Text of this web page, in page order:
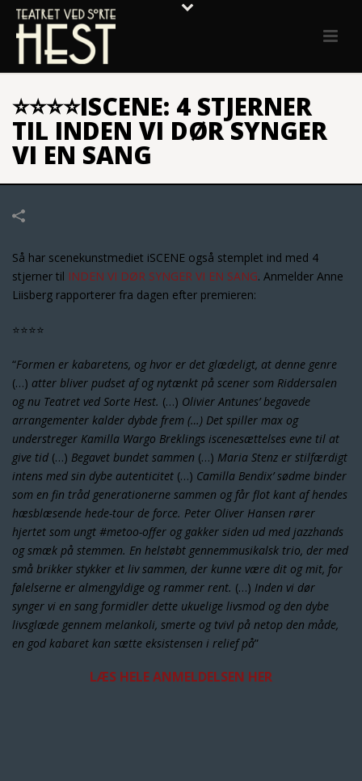
⭐️⭐️⭐️⭐️ISCENE: 4 STJERNER
TIL INDEN VI DØR SYNGER
VI EN SANG
Så har scenekunstmediet iSCENE også stemplet ind med 4
stjerner til INDEN VI DØR SYNGER VI EN SANG. Anmelder Anne
Liisberg rapporterer fra dagen efter premieren:
⭐️⭐️⭐️⭐️
“Formen er kabaretens, og hvor er det glædeligt, at denne genre
(…) atter bliver pudset af og nytænkt på scener som Riddersalen
og nu Teatret ved Sorte Hest. (…) Olivier Antunes’ begavede
arrangementer kalder dybde frem (…) Det spiller max og
understreger Kamilla Wargo Breklings iscenesættelses evne til at
give tid (…) Begavet bundet sammen (…) Maria Stenz er stilfærdigt
intens med sin dybe autenticitet (…) Camilla Bendix’ sødme binder
som en fin tråd generationerne sammen og får flot kant af hendes
hæsblæsende hede-tour de force. Peter Oliver Hansen rører
hjertet som ungt #metoo-offer og gakker siden ud med jazzhands
og smæk på stemmen. En helstøbt gennemmusikalsk trio, der med
små brikker stykker et liv sammen, der kunne være dit og mit, for
følelserne er almengyldige og rammer rent. (…) Inden vi dør
synger vi en sang formidler dette ukuelige livsmod og den dybe
livsglæde gennem melankoli, smerte og tvivl på netop den måde,
en god kabaret kan sætte eksistensen i relief på”
LÆS HELE ANMELDELSEN HER